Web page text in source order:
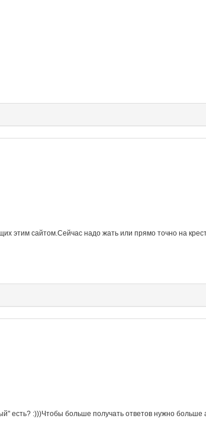
этим сайтом.Сейчас надо жать или прямо точно на
есть? :)))Чтобы больше получать ответов нужно